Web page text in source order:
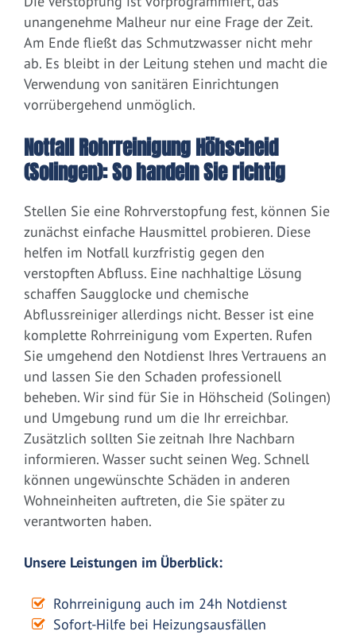
unangenehme Malheur nur eine Frage der Zeit.
Am Ende fließt das Schmutzwasser nicht mehr
ab. Es bleibt in der Leitung stehen und macht die
Verwendung von sanitären Einrichtungen
vorrübergehend unmöglich.
Notfall Rohrreinigung Höhscheid
(Solingen): So handeln Sie richtig
Stellen Sie eine Rohrverstopfung fest, können Sie
zunächst einfache Hausmittel probieren. Diese
helfen im Notfall kurzfristig gegen den
verstopften Abfluss. Eine nachhaltige Lösung
schaffen Saugglocke und chemische
Abflussreiniger allerdings nicht. Besser ist eine
komplette Rohrreinigung vom Experten. Rufen
Sie umgehend den Notdienst Ihres Vertrauens an
und lassen Sie den Schaden professionell
beheben. Wir sind für Sie in Höhscheid (Solingen)
und Umgebung rund um die Ihr erreichbar.
Zusätzlich sollten Sie zeitnah Ihre Nachbarn
informieren. Wasser sucht seinen Weg. Schnell
können ungewünschte Schäden in anderen
Wohneinheiten auftreten, die Sie später zu
verantworten haben.
Unsere Leistungen im Überblick:
Rohrreinigung auch im 24h Notdienst
Sofort-Hilfe bei Heizungsausfällen